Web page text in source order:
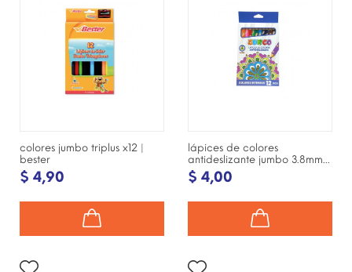
colores jumbo triplus x12 |
bester
$ 4,90
lápices de colores
antideslizante jumbo 3.8mm...
$ 4,00